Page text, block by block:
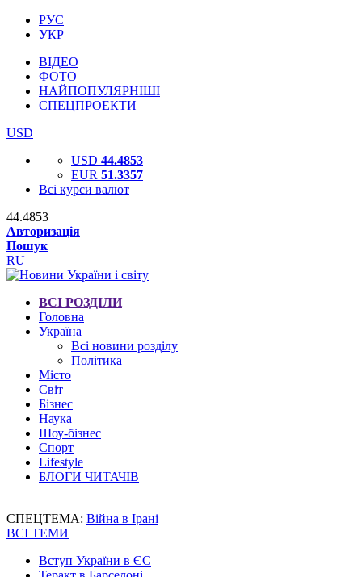
РУС
УКР
ВІДЕО
ФОТО
НАЙПОПУЛЯРНІШІ
СПЕЦПРОЕКТИ
USD
USD 44.4853
EUR 51.3357
Всі курси валют
44.4853
Авторизація
Пошук
RU
ВСІ РОЗДІЛИ
Головна
Україна
Всі новини розділу
Політика
Місто
Світ
Бізнес
Наука
Шоу-бізнес
Спорт
Lifestyle
БЛОГИ ЧИТАЧІВ
СПЕЦТЕМА: Війна в Ірані
ВСІ ТЕМИ
Вступ України в ЄС